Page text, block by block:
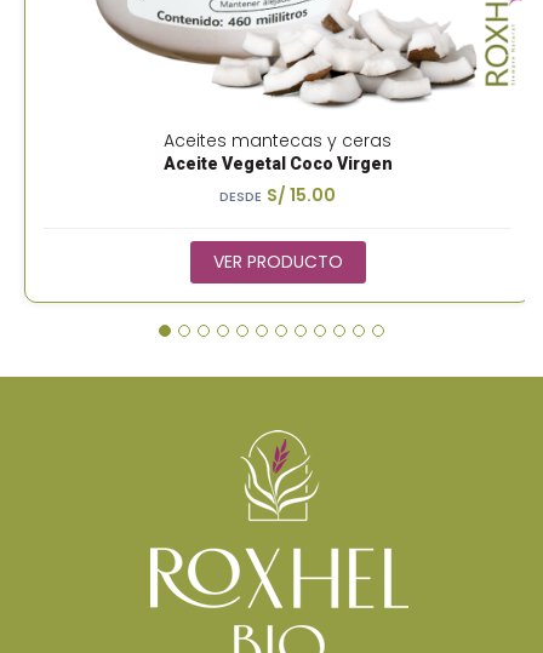
Aceites mantecas y ceras
Aceite Vegetal Coco Virgen
DESDE S/ 15.00
VER PRODUCTO